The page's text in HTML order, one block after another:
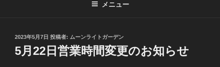
メニュー
投
日:
2023年5月7日 投稿者: ムーンライトガーデン
5月22日営業時間変更のお知らせ